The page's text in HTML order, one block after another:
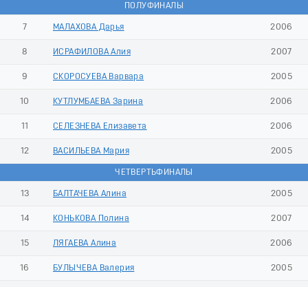
ПОЛУФИНАЛЫ
7 МАЛАХОВА Дарья 2006
8 ИСРАФИЛОВА Алия 2007
9 СКОРОСУЕВА Варвара 2005
10 КУТЛУМБАЕВА Зарина 2006
11 СЕЛЕЗНЕВА Елизавета 2006
12 ВАСИЛЬЕВА Мария 2005
ЧЕТВЕРТЬФИНАЛЫ
13 БАЛТАЧЕВА Алина 2005
14 КОНЬКОВА Полина 2007
15 ЛЯГАЕВА Алина 2006
16 БУЛЫЧЕВА Валерия 2005